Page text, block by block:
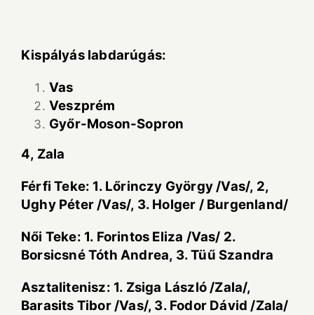
Kispályás labdarúgás:
Vas
Veszprém
Győr-Moson-Sopron
4, Zala
Férfi Teke: 1. Lőrinczy György /Vas/, 2,
Ughy Péter /Vas/, 3. Holger / Burgenland/
Női Teke: 1. Forintos Eliza /Vas/ 2.
Borsicsné Tóth Andrea, 3. Tüű Szandra
Asztalitenisz: 1. Zsiga László /Zala/,
Barasits Tibor /Vas/, 3. Fodor Dávid /Zala/